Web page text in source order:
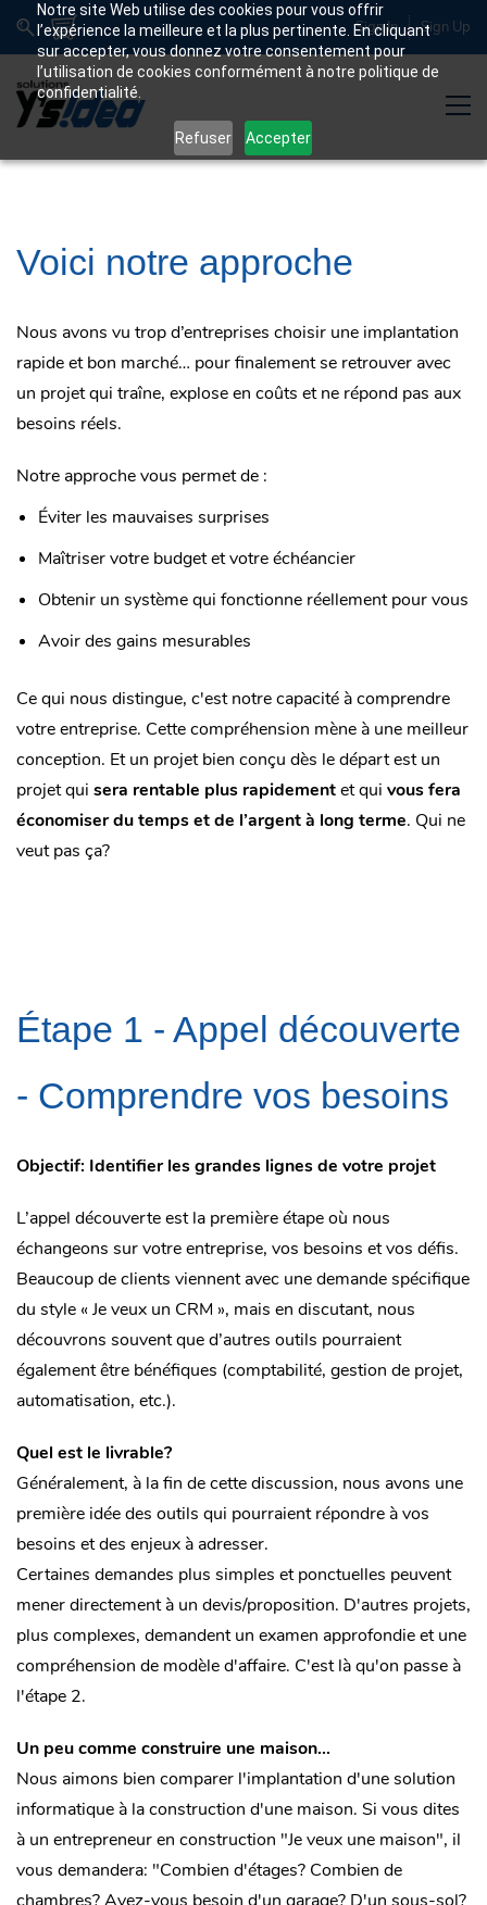
Notre site Web utilise des cookies pour vous offrir
l’expérience la meilleure et la plus pertinente. En cliquant
sur accepter, vous donnez votre consentement pour
l’utilisation de cookies conformément à notre politique de
confidentialité.
Refuser Accepter
Sign In Sign Up
Voici notre approche
Nous avons vu trop d’entreprises choisir une implantation
rapide et bon marché… pour finalement se retrouver avec
un projet qui traîne, explose en coûts et ne répond pas aux
besoins réels.
Notre approche vous permet de :
Éviter les mauvaises surprises
Maîtriser votre budget et votre échéancier
Obtenir un système qui fonctionne réellement pour vous
Avoir des gains mesurables
Ce qui nous distingue, c'est notre capacité à comprendre
votre entreprise. Cette compréhension mène à une meilleur
conception. Et un projet bien conçu dès le départ est un
projet qui sera rentable plus rapidementet qui vous fera
économiser du temps et de l’argent à long terme. Qui ne
veut pas ça?
Étape 1 - Appel découverte
- Comprendre vos besoins
Objectif: Identifier les grandes lignes de votre projet
L’appel découverte est la première étape où nous
échangeons sur votre entreprise, vos besoins et vos défis.
Beaucoup de clients viennent avec une demande spécifique
du style « Je veux un CRM », mais en discutant, nous
découvrons souvent que d’autres outils pourraient
également être bénéfiques (comptabilité, gestion de projet,
automatisation, etc.).
Quel est le livrable?
Généralement, à la fin de cette discussion, nous avons une
première idée des outils qui pourraient répondre à vos
besoins et des enjeux à adresser.
Certaines demandes plus simples et ponctuelles peuvent
mener directement à un devis/proposition. D'autres projets,
plus complexes, demandent un examen approfondie et une
compréhension de modèle d'affaire. C'est là qu'on passe à
l'étape 2.
Un peu comme construire une maison...
Nous aimons bien comparer l'implantation d'une solution
informatique à la construction d'une maison. Si vous dites
à un entrepreneur en construction "Je veux une maison", il
vous demandera: "Combien d'étages? Combien de